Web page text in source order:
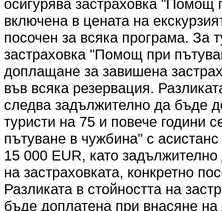
осигурява застраховка "Помощ
включена в цената на
посочен за всяка програма. За
застраховка "Помощ при
доплащане за завишена
във всяка резервация.
следва задължително да бъде
туристи на 75 и повече години
пътуване в чужбина" с
15 000 EUR, като
на застраховката, конкретно
Разликата в стойността на
бъде доплатена при внасяне на